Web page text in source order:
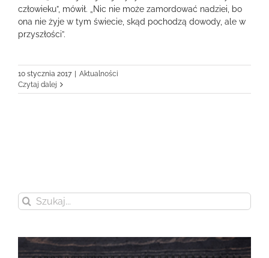
człowieku”, mówił. „Nic nie może zamordować nadziei, bo
ona nie żyje w tym świecie, skąd pochodzą dowody, ale w
przyszłości”.
10 stycznia 2017
Aktualności
Czytaj dalej
Szukaj